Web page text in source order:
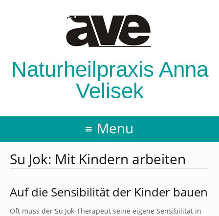
Naturheilpraxis Anna
Velisek
Menu
Su Jok: Mit Kindern arbeiten
Auf die Sensibilität der Kinder bauen
Oft muss der Su Jok-Therapeut seine eigene Sensibilität in